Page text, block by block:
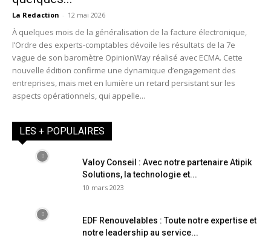
La Redaction - 12 mai 2026
À quelques mois de la généralisation de la facture électronique,
l’Ordre des experts-comptables dévoile les résultats de la 7e
vague de son baromètre OpinionWay réalisé avec ECMA. Cette
nouvelle édition confirme une dynamique d’engagement des
entreprises, mais met en lumière un retard persistant sur les
aspects opérationnels, qui appelle...
LES + POPULAIRES
Valoy Conseil : Avec notre partenaire Atipik
Solutions, la technologie et...
10 mars 2023
EDF Renouvelables : Toute notre expertise et
notre leadership au service...